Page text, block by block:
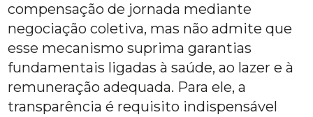
compensação de jornada mediante
negociação coletiva, mas não admite que
esse mecanismo suprima garantias
fundamentais ligadas à saúde, ao lazer e à
remuneração adequada. Para ele, a
transparência é requisito indispensável